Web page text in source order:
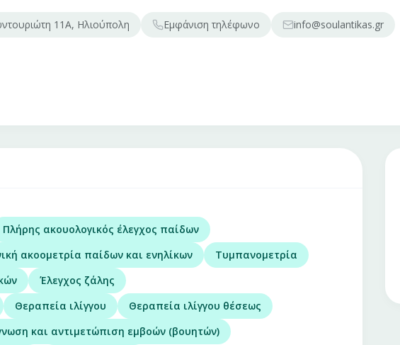
11Α, Ηλιούπολη Εμφάνιση τηλέφωνο info@soulantikas.gr
Πλήρης ακουολογικός έλεγχος παίδων
ακοομετρία παίδων και ενηλίκων
Τυμπανομετρία
Έλεγχος ζάλης
Θεραπεία ιλίγγου
Θεραπεία ιλίγγου θέσεως
και αντιμετώπιση εμβοών (βουητών)